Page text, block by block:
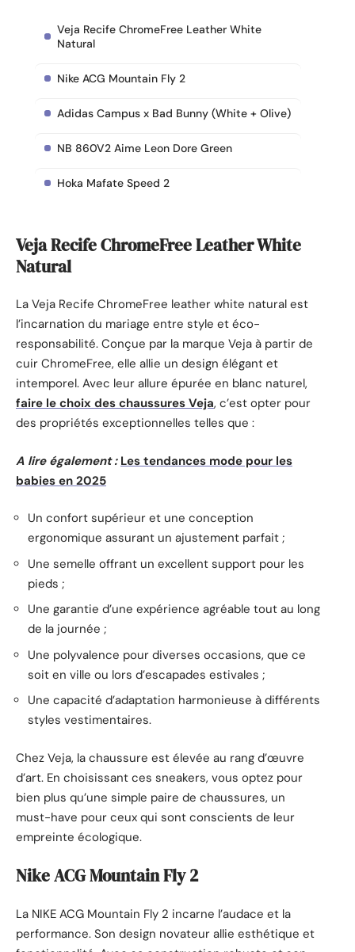
Veja Recife ChromeFree Leather White
Natural
Nike ACG Mountain Fly 2
Adidas Campus x Bad Bunny (White + Olive)
NB 860V2 Aime Leon Dore Green
Hoka Mafate Speed 2
Veja Recife ChromeFree Leather White
Natural
La Veja Recife ChromeFree leather white natural est
l’incarnation du mariage entre style et éco-
responsabilité. Conçue par la marque Veja à partir de
cuir ChromeFree, elle allie un design élégant et
intemporel. Avec leur allure épurée en blanc naturel,
faire le choix des chaussures Veja, c’est opter pour
des propriétés exceptionnelles telles que :
A lire également : Les tendances mode pour les
babies en 2025
Un confort supérieur et une conception
ergonomique assurant un ajustement parfait ;
Une semelle offrant un excellent support pour les
pieds ;
Une garantie d’une expérience agréable tout au long
de la journée ;
Une polyvalence pour diverses occasions, que ce
soit en ville ou lors d’escapades estivales ;
Une capacité d’adaptation harmonieuse à différents
styles vestimentaires.
Chez Veja, la chaussure est élevée au rang d’œuvre
d’art. En choisissant ces sneakers, vous optez pour
bien plus qu’une simple paire de chaussures, un
must-have pour ceux qui sont conscients de leur
empreinte écologique.
Nike ACG Mountain Fly 2
La NIKE ACG Mountain Fly 2 incarne l’audace et la
performance. Son design novateur allie esthétique et